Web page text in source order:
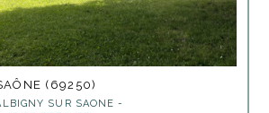
(69250)
SUR SAONE -